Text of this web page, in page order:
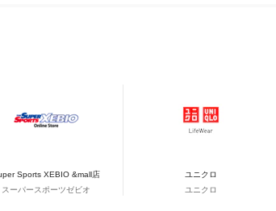
Sports XEBIO &mall店
スーパースポーツゼビオ
ユニクロ
ユニクロ